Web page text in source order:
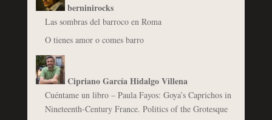
berninirocks
Las sombras del barroco en Roma
O tienes amor o comes barro
Cipriano García Hidalgo Villena
Cuéntame un libro – Paula Fayos: Goya’s Caprichos in
Nineteenth-Century France. Politics of the Grotesque